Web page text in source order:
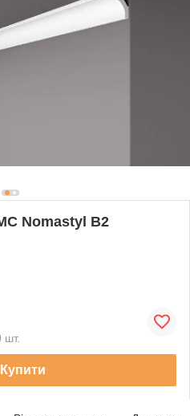
Nomastyl B2
шт.
Купити